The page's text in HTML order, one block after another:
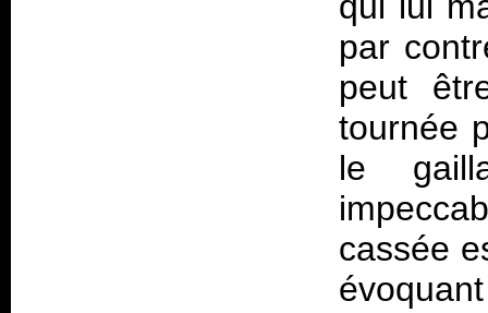
par
peut
tournée
le
cassée